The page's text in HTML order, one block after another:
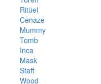
Ritüel
Cenaze
Mummy
Tomb
Inca
Mask
Staff
Wood